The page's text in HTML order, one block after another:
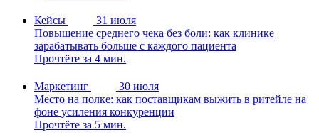
Кейсы
31 июля
Повышение среднего чека без боли: как клинике
зарабатывать больше с каждого пациента
Прочтёте за 4 мин.
Маркетинг
30 июля
Место на полке: как поставщикам выжить в ритейле на
фоне усиления конкуренции
Прочтёте за 5 мин.